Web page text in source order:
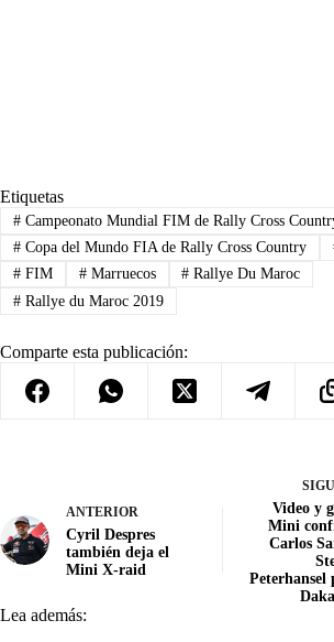
Etiquetas
#Campeonato Mundial FIM de Rally Cross
#Copa del Mundo FIA de Rally Cross Country
#FIM #Marruecos # Rallye Du Maroc
#Rallye du Maroc 2019
Comparte esta publicación:
ANTERIOR
Cyril Despres
también deja el
Mini X-raid
Video y
Mini
Carlos
Peterhansel
Lea además: